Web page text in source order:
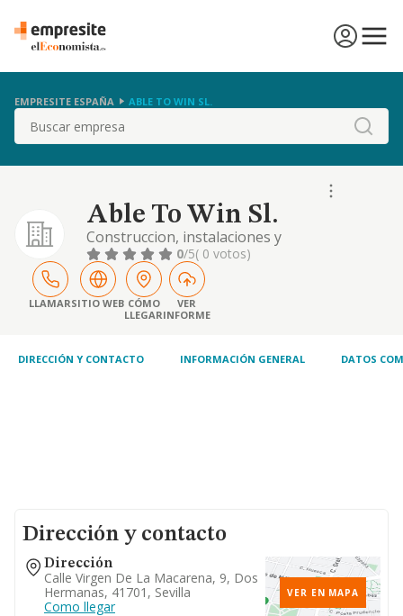
EMPRESITE ESPAÑA ABLE TO WIN SL.
Buscar
Able To Win Sl.
Construccion, instalaciones y
mantenimiento. comercio al por mayor y al
por menor. distribucion comercial.
importacion y exportacion
0/5( 0 votos)
LLAMARSITIO WEB CÓMO
LLEGAR
VER
INFORME
DIRECCIÓN Y CONTACTO INFORMACIÓN GENERAL DATOS
Dirección y contacto
Dirección
Calle Virgen De La Macarena, 9, Dos
Hermanas, 41701, Sevilla
Como llegar
VER EN MAPA